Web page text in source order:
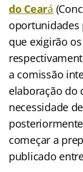
do Ceará
oportunidades
que exigirão
a comissão
elaboração do
necessidade
começar a
publicado